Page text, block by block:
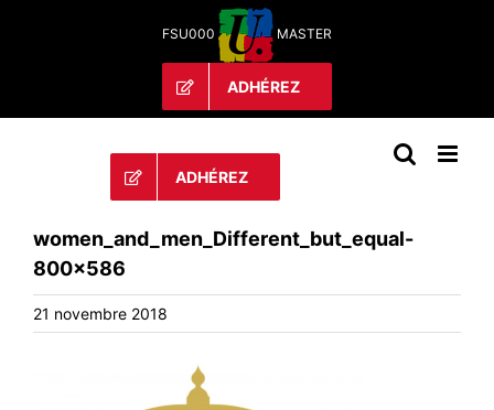
FSU000 MASTER
ADHÉREZ
ADHÉREZ
women_and_men_Different_but_equal-
800×586
21 novembre 2018